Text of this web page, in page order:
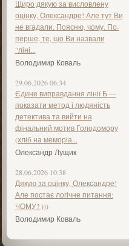
Щиро дякую за висловлену
оцінку, Олександре! Але тут Ви
не вгадали. Поясню, чому. По-
перше, те, що Ви назвали
"ліні...
Володимир Коваль
29.06.2026 06:34
Єдине виправдання лінії Б —
показати метод і людяність
детектива та вийти на
фінальний мотив Голодомору
(хліб на меморіа...
Олександр Лущик
28.06.2026 10:38
Дякую за оцінку, Олександре!
Але постає логічне питання:
ЧОМУ? )))
Володимир Коваль